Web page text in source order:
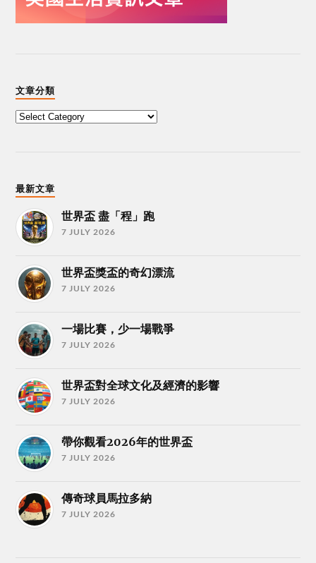
文章分類
最新文章
世界盃 盡「程」跑
7 JULY 2026
世界盃獎盃的奇幻漂流
7 JULY 2026
一場比賽，少一場戰爭
7 JULY 2026
世界盃對全球文化及經濟的影響
7 JULY 2026
帶你觀看2026年的世界盃
7 JULY 2026
傳奇球員馬拉多納
7 JULY 2026